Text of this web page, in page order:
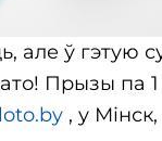
але ў гэтую
Прызы па
, у